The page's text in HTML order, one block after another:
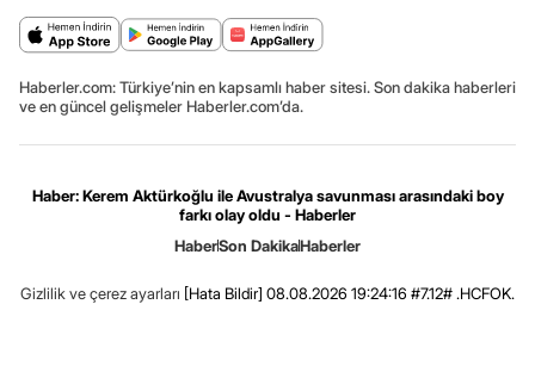
Haberler.com: Türkiye’nin en kapsamlı haber sitesi. Son dakika haberleri
ve en güncel gelişmeler Haberler.com’da.
Haber: Kerem Aktürkoğlu ile Avustralya savunması arasındaki boy
farkı olay oldu - Haberler
HaberSon DakikaHaberler
Gizlilik ve çerez ayarları [Hata Bildir] 08.08.2026 19:24:16 #7.12# .HCFOK.